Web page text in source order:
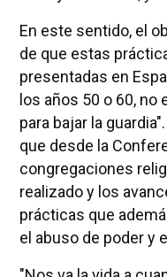
En este sentido, el
de que estas
presentadas en
los años 50 o 60, no
para bajar la
que desde la
congregaciones
realizado y los
prácticas que
el abuso de poder y